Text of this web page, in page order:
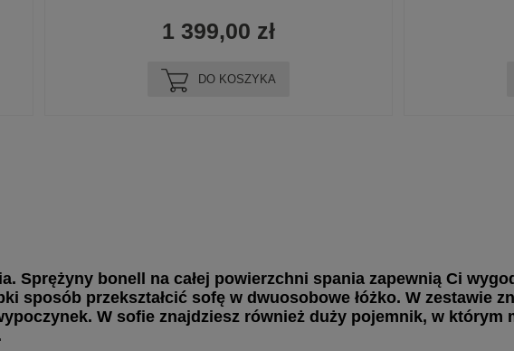
1 399,00 zł
DO KOSZYKA
Sprężyny bonell na całej powierzchni spania zapewnią Ci
sposób przekształcić sofę w dwuosobowe łóżko. W zestawie
W sofie znajdziesz również duży pojemnik, w którym